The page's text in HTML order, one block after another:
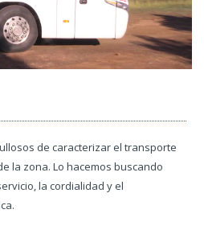
de caracterizar el transporte
la zona. Lo hacemos buscando
la cordialidad y el